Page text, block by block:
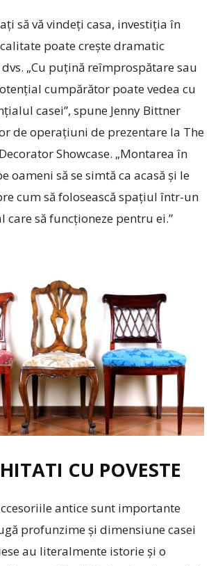
să vă vindeți casa, investiția în
poate crește dramatic
„Cu puțină reîmprospătare sau
cumpărător poate vedea cu
casei”, spune Jenny Bittner
de operațiuni de prezentare la The
Showcase. „Montarea în
oameni să se simtă ca acasă și le
cum să folosească spațiul într-un
care să funcționeze pentru ei.”
CU POVESTE
antice sunt importante
profunzime și dimensiune casei
au literalmente istorie și o